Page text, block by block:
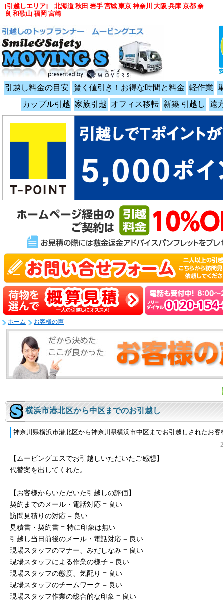
引越し料金の目安 賢く値引き！お得な時間と料金 軽作業
カップル引越 家族引越 オフィス移転 新築 引越し 遠
ホーム お客様の声
横浜市港北区から中区までのお引越し
神奈川県横浜市港北区から神奈川県横浜市中区までお引越しされたお客
【ムービングエスでお引越しいただいたご感想】
代替案を出してくれた。
【お客様からいただいた引越しの評価】
契約までのメール・電話対応 = 良い
訪問見積りの対応 = 良い
見積書・契約書 = 特に印象は無い
引越し当日前後のメール・電話対応 = 良い
現場スタッフのマナー、みだしなみ = 良い
現場スタッフによる作業の様子 = 良い
現場スタッフの態度、気配り = 良い
現場スタッフのチームワーク = 良い
現場スタッフ作業の総合的な印象 = 良い
[引越しエリア] 北海道 秋田 岩手 宮城 東京 神奈川 大阪 兵庫 京都 奈
良 和歌山 福岡 宮崎